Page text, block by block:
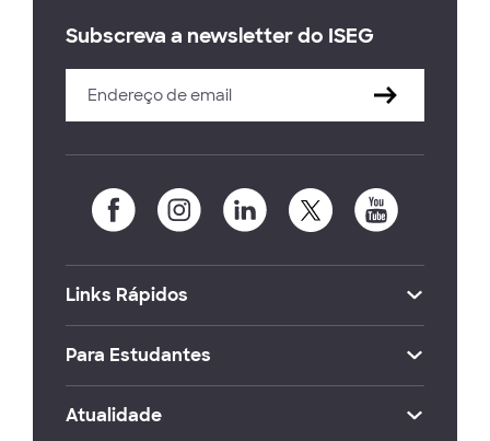
Subscreva a newsletter do ISEG
Links Rápidos
Para Estudantes
Atualidade